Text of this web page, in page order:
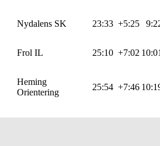
Nydalens SK 23:33 +5:25
Frol IL 25:10 +7:02
Heming
Orientering
25:54 +7:46